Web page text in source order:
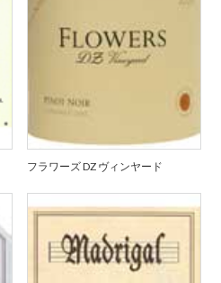
フラワーズ DZ ヴィンヤード